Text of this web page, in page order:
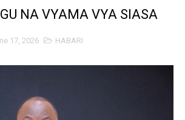
RAIS SAMIA KWA MAPINDUZI
AFRICA50, YAIMARISHA
MTEMI MAZENGO WATOA ELIMU YA
NA VYAMA VYA SIASA
17, 2026 HABARI